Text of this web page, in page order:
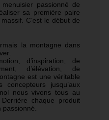
passionné de
sa première paire
massif. C’est le début de
la montagne dans
d’inspiration, de
d’élévation, de
est une véritable
jusqu’aux
nous vivons tous au
chaque produit